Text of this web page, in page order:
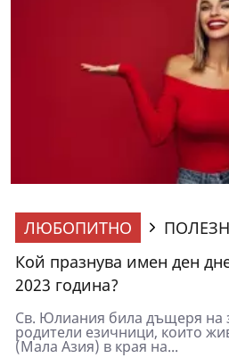
ЛЮБОПИТНО
Кой празнува имен ден
2023 година?
Св. Юлиания била дъщеря на
родители езичници, които
(Мала Азия) в края на...